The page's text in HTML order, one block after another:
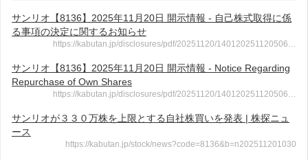
サンリオ【8136】2025年11月20日 開示情報 - 自己株式取得に係
る事項の決定に関するお知らせ
https://kabutan.jp/disclosures/pdf/20251120/140120251120506…
サンリオ【8136】2025年11月20日 開示情報 - Notice Regarding
Repurchase of Own Shares
https://kabutan.jp/disclosures/pdf/20251120/140120251120506…
サンリオが３３０万株を上限とする自社株買いを発表 | 株探ニュ
ース
https://kabutan.jp/stock/news?code=8136&b=n202511201030